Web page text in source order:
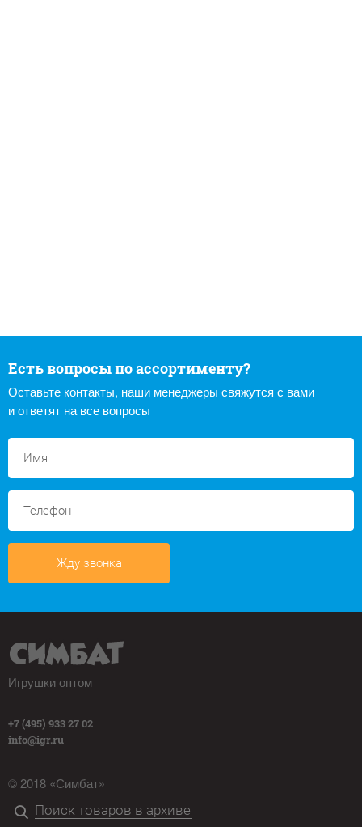
Есть вопросы по ассортименту?
Оставьте контакты, наши менеджеры свяжутся с вами
и ответят на все вопросы
Жду звонка
Игрушки оптом
+7 (495) 933 27 02
info@igr.ru
© 2018 «Симбат»